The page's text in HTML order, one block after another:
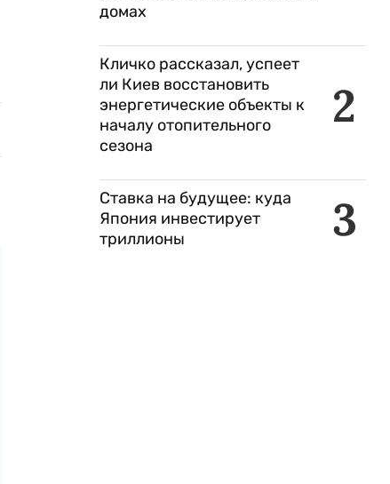
домах
2
Кличко рассказал, успеет
ли Киев восстановить
энергетические объекты к
началу отопительного
сезона
3
Ставка на будущее: куда
Япония инвестирует
триллионы